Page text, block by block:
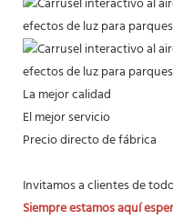
La mejor calidad
El mejor servicio
Precio directo de fábrica
Invitamos a clientes de
Siempre estamos aquí